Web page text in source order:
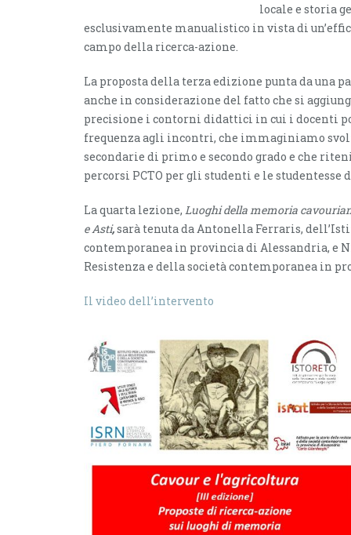
locale e storia
esclusivamente manualistico in vista di
campo della ricerca-azione.
La proposta della terza edizione punta da una
anche in considerazione del fatto che si
precisione i contorni didattici in cui i docenti
frequenza agli incontri, che immaginiamo
secondarie di primo e secondo grado e che
percorsi PCTO per gli studenti e le studentesse
La quarta lezione, Luoghi della memoria
e Asti,sarà tenuta da Antonella Ferraris,
contemporanea in provincia di Alessandria, e
Resistenza e della società contemporanea in
Il video dell’intervento